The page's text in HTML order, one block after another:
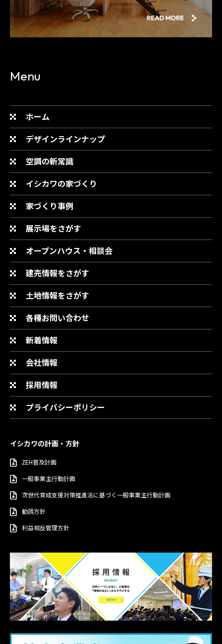
Menu
ホーム
デザインラインナップ
空調の新常識
イシカワの家づくり
家づくり事例
展示場をさがす
オープンハウス・相談会
建売情報をさがす
土地情報をさがす
各種お問い合わせ
新着情報
会社情報
採用情報
プライバシーポリシー
イシカワの計画・方針
ZEH普及計画
一般事業主行動計画
次世代育成支援対策推進法に基づく一般事業主行動計画
勧誘方針
利益相反管理方針